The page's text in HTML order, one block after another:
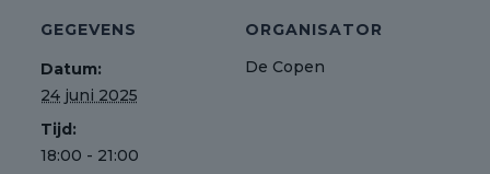
GEGEVENS
Datum:
24 juni 2025
Tijd:
18:00 - 21:00
ORGANISATOR
De Copen